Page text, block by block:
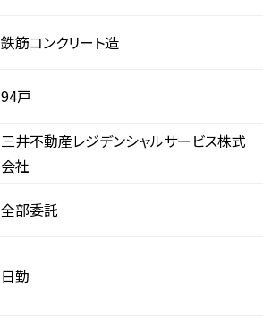
鉄筋コンクリート造
94戸
三井不動産レジデンシャルサービス株式
会社
全部委託
日勤